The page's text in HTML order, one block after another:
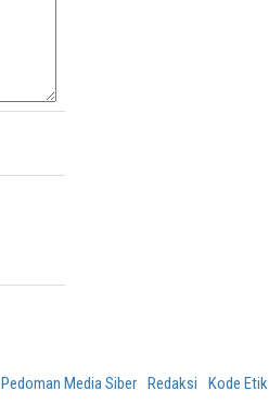
Pedoman Media Siber Redaksi Kode Etik